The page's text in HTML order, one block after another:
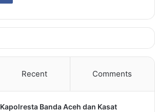
Recent Comments
Kapolresta Banda Aceh dan Kasat